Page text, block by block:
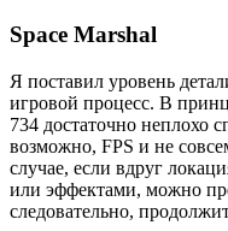
Space Marshal
Я поставил уровень
игровой процесс. В
734 достаточно неплохо
возможно, FPS и не
случае, если вдруг
или эффектами, можно
следовательно,